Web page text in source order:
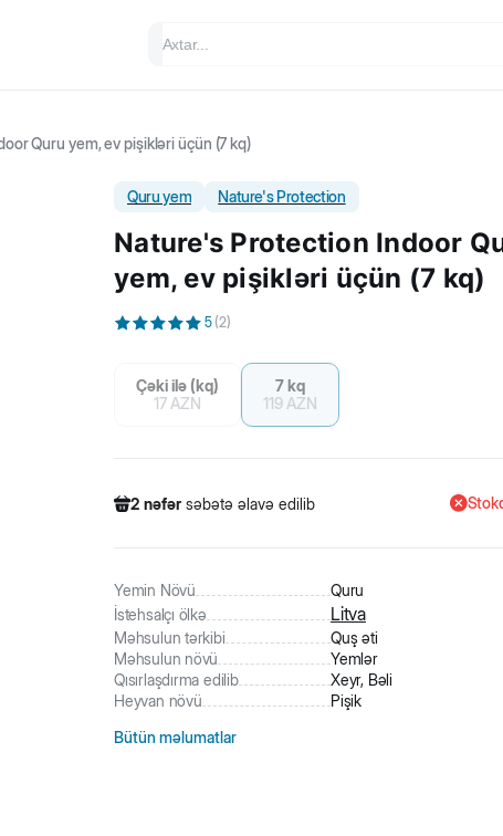
Quru yem, ev pişikləri üçün (7 kq)
Quru yem Nature's Protection
Nature's Protection Indoor
yem, ev pişikləri üçün (7 kq)
5 (2)
2 nəfər səbətə əlavə edilib
2 nəfər səbətə əlavə edilib
Çəki ilə (kq)
17 AZN
7 kq
119 AZN
Yemin Növü
Quru
İstehsalçı ölkə
Litva
Məhsulun tərkibi
Quş əti
Məhsulun növü
Yemlər
Qısırlaşdırma edilib
Xeyr, Bəli
Heyvan növü
Pişik
Bütün məlumatlar